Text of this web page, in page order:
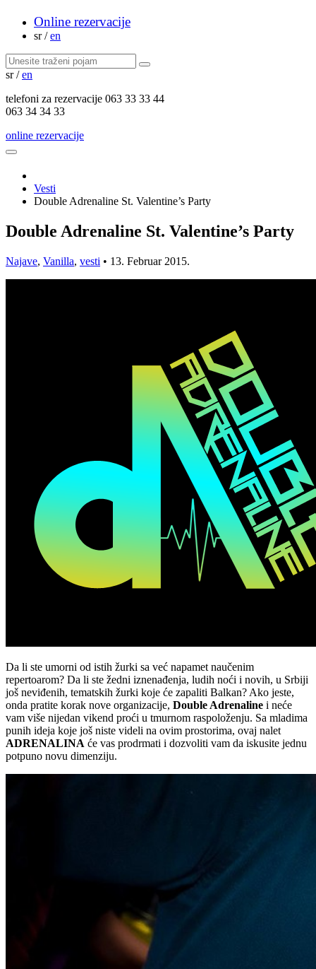
Online rezervacije
sr / en
sr / en
telefoni za rezervacije 063 33 33 44
063 34 34 33
online rezervacije
Vesti
Double Adrenaline St. Valentine’s Party
Double Adrenaline St. Valentine’s Party
Najave, Vanilla, vesti • 13. Februar 2015.
Da li ste umorni od istih žurki sa već napamet naučenim
repertoarom? Da li ste žedni iznenađenja, ludih noći i novih, u Srbiji
još neviđenih, tematskih žurki koje će zapaliti Balkan? Ako jeste,
onda pratite korak nove organizacije, Double Adrenaline i neće
vam više nijedan vikend proći u tmurnom raspoloženju. Sa mladima
punih ideja koje još niste videli na ovim prostorima, ovaj nalet
ADRENALINA će vas prodrmati i dozvoliti vam da iskusite jednu
potpuno novu dimenziju.